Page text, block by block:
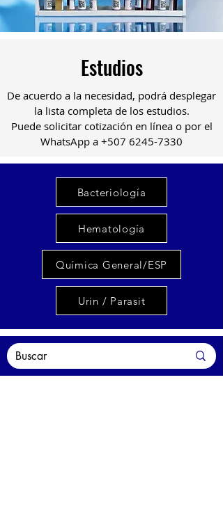
Estudios
De acuerdo a la necesidad, podrá desplegar
la lista completa de los estudios.
Puede solicitar cotización en línea o por el
WhatsApp a +507 6245-7330
Bacteriología
Hematología
Química General/ESP
Urin / Parasit